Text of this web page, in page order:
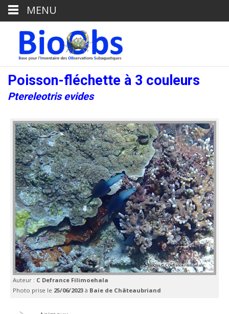
Poisson-fléchette à 3 couleurs
Ptereleotris evides
Auteur : C Defrance Filimoehala
Photo prise le 25/06/2023 à Baie de Châteaubriand
MENU